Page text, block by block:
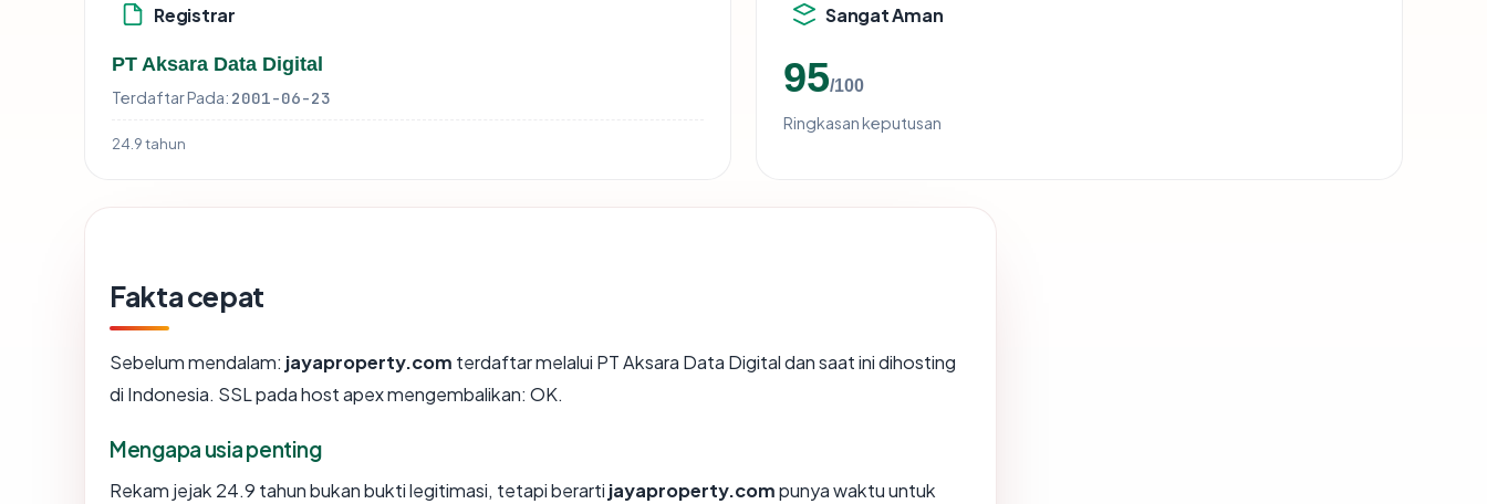
Registrar
PT Aksara Data Digital
Terdaftar Pada: 2001-06-23
24.9 tahun
Sangat Aman
95/100
Ringkasan keputusan
Fakta cepat
Sebelum mendalam: jayaproperty.com terdaftar melalui PT Aksara Data Digital dan saat ini dihosting
di Indonesia. SSL pada host apex mengembalikan: OK.
Mengapa usia penting
Rekam jejak 24.9 tahun bukan bukti legitimasi, tetapi berarti jayaproperty.compunya waktu untuk